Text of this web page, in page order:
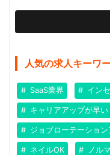
人気の求人キーワ
SaaS業界 イン
キャリアアップが早い
ジョブローテーション
ネイルOK ノル